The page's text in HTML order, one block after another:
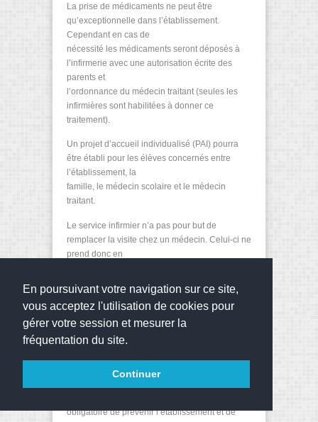
En poursuivant votre navigation sur ce site,
vous acceptez l'utilisation de cookies pour
gérer votre session et mesurer la
fréquentation du site.
Continuer
La prise de médicaments ne peut être
qu’exceptionnelle dans l’établissement.
Cependant en cas de
nécessité les médicaments seront déposés à
l’infirmerie avec une autorisation écrite des
parents et
l’ordonnance du médecin traitant (seules les
infirmières sont habilitées à donner ce
traitement).
Un projet d’accueil individualisé (PAI) pourra
être établi pour les élèves concernés entre
l’établissement, la
famille, le médecin scolaire et le médecin
traitant.
Le service infirmier n’a pas pour but de
remplacer la visite chez un médecin. Celui-ci ne
prend donc en
Les élèves doivent se présenter dans
l’établissement dans un état de santé lui
permettant de suivre les
. Hygiène et Santé
obligatoire de prévenir l’établissement et de